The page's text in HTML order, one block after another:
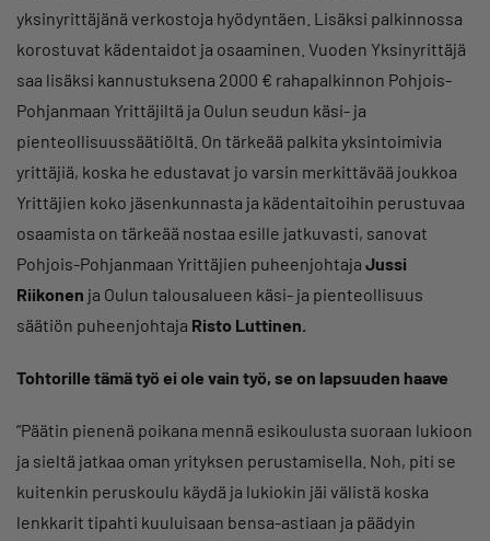
yksinyrittäjänä verkostoja hyödyntäen. Lisäksi palkinnossa
korostuvat kädentaidot ja osaaminen. Vuoden Yksinyrittäjä
saa lisäksi kannustuksena 2000 € rahapalkinnon Pohjois-
Pohjanmaan Yrittäjiltä ja Oulun seudun käsi- ja
pienteollisuussäätiöltä. On tärkeää palkita yksintoimivia
yrittäjiä, koska he edustavat jo varsin merkittävää joukkoa
Yrittäjien koko jäsenkunnasta ja kädentaitoihin perustuvaa
osaamista on tärkeää nostaa esille jatkuvasti, sanovat
Pohjois-Pohjanmaan Yrittäjien puheenjohtaja Jussi
Riikonen ja Oulun talousalueen käsi- ja pienteollisuus
säätiön puheenjohtaja Risto Luttinen.
Tohtorille tämä työ ei ole vain työ, se on lapsuuden haave
”Päätin pienenä poikana mennä esikoulusta suoraan lukioon
ja sieltä jatkaa oman yrityksen perustamisella. Noh, piti se
kuitenkin peruskoulu käydä ja lukiokin jäi välistä koska
lenkkarit tipahti kuuluisaan bensa-astiaan ja päädyin